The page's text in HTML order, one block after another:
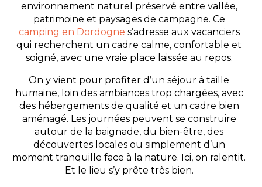
environnement naturel préservé entre vallée,
patrimoine et paysages de campagne. Ce
camping en Dordogne s’adresse aux vacanciers
qui recherchent un cadre calme, confortable et
soigné, avec une vraie place laissée au repos.
On y vient pour profiter d’un séjour à taille
humaine, loin des ambiances trop chargées, avec
des hébergements de qualité et un cadre bien
aménagé. Les journées peuvent se construire
autour de la baignade, du bien-être, des
découvertes locales ou simplement d’un
moment tranquille face à la nature. Ici, on ralentit.
Et le lieu s’y prête très bien.